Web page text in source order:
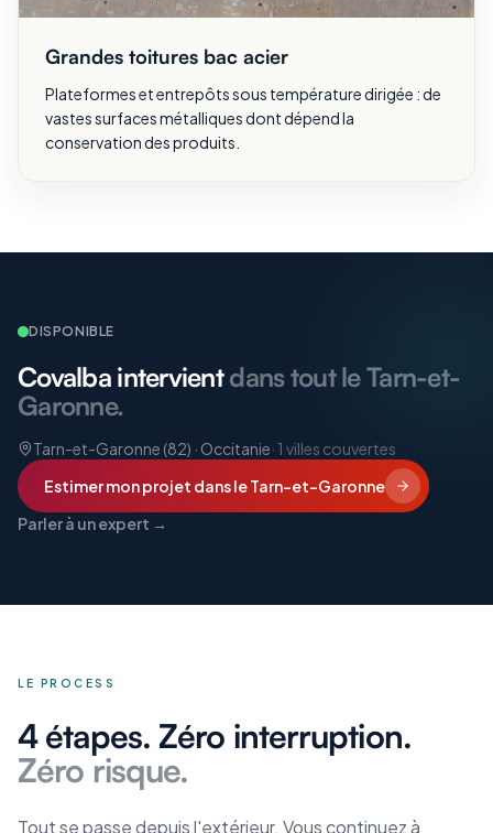
Grandes toitures bac acier
Plateformes et entrepôts sous température dirigée : de
vastes surfaces métalliques dont dépend la
conservation des produits.
DISPONIBLE
Covalba intervientdans tout le Tarn-et-
Garonne.
Tarn-et-Garonne (82) · Occitanie· 1 villes couvertes
Estimer mon projet dans le Tarn-et-Garonne
Parler à un expert →
LE PROCESS
4 étapes. Zéro interruption.
Zéro risque.
Tout se passe depuis l'extérieur. Vous continuez à